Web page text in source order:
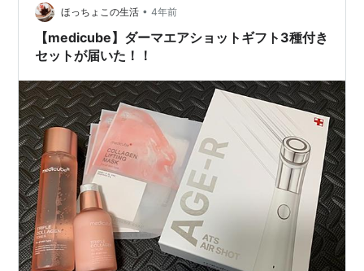
と話題の美顔器、「ダーマエアーショット」を使ってみ
ました！商品の特徴をご…
ほっちょこの生活 • 4年前
【medicube】ダーマエアショットギフト3種付き
セットが届いた！！